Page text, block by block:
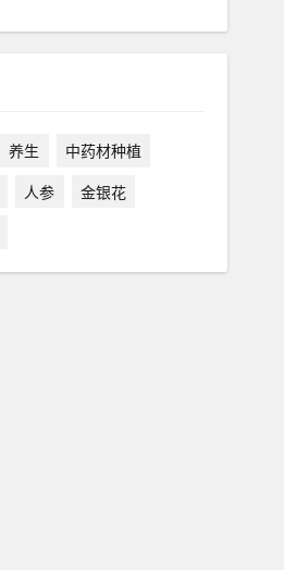
养生
中药材种植
人参
金银花